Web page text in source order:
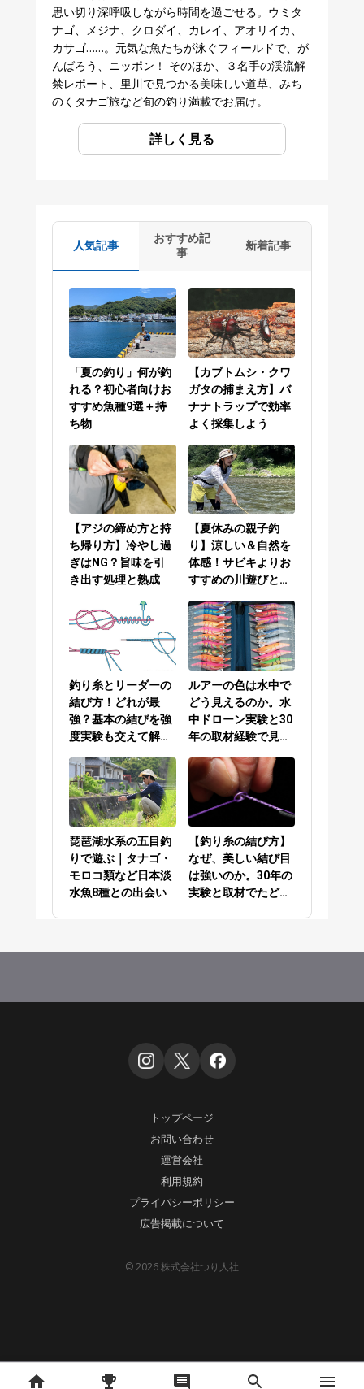
思い切り深呼吸しながら時間を過ごせる。ウミタ
ナゴ、メジナ、クロダイ、カレイ、アオリイカ、
カサゴ……。元気な魚たちが泳ぐフィールドで、が
んばろう、ニッポン！ そのほか、３名手の渓流解
禁レポート、里川で見つかる美味しい道草、みち
のくタナゴ旅など旬の釣り満載でお届け。
詳しく見る
人気記事
おすすめ記
事
新着記事
「夏の釣り」何が釣
れる？初心者向けお
すすめ魚種9選＋持
ち物
【カブトムシ・クワ
ガタの捕まえ方】バ
ナナトラップで効率
よく採集しよう
【アジの締め方と持
ち帰り方】冷やし過
ぎはNG？旨味を引
き出す処理と熟成
【夏休みの親子釣
り】涼しい＆自然を
体感！サビキよりお
すすめの川遊びと
釣り糸とリーダーの
結び方！どれが最
強？基本の結びを強
度実験も交えて解説
ーの結び方編
ルアーの色は水中で
どう見えるのか。水
中ドローン実験と30
年の取材経験で見え
琵琶湖水系の五目釣
りで遊ぶ｜タナゴ・
モロコ類など日本淡
水魚8種との出会い
【釣り糸の結び方】
なぜ、美しい結び目
は強いのか。30年の
実験と取材でたどり
トップページ
お問い合わせ
運営会社
利用規約
プライバシーポリシー
広告掲載について
© 2026 株式会社つり人社